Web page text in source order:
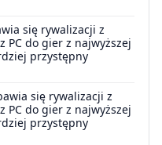
się rywalizacji z
PC do gier z najwyższej
przystępny
się rywalizacji z
PC do gier z najwyższej
przystępny